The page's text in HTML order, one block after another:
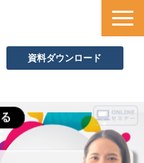
資料ダウンロード